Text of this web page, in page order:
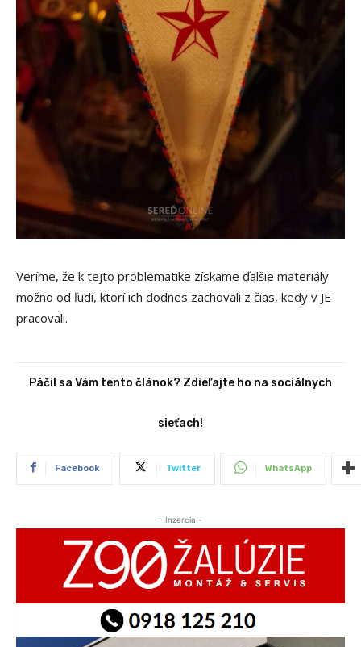
Veríme, že k tejto problematike získame ďalšie materiály
možno od ľudí, ktorí ich dodnes zachovali z čias, kedy v JE
pracovali.
Páčil sa Vám tento článok? Zdieľajte ho na sociálnych
sieťach!
Facebook Twitter WhatsApp
- Inzercia -